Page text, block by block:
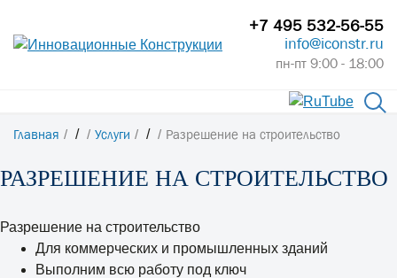
+7 495 532-56-55
info@iconstr.ru
пн-пт 9:00 - 18:00
Главная / Услуги / Разрешение на строительство
РАЗРЕШЕНИЕ НА СТРОИТЕЛЬСТВО
Разрешение на строительство
Для коммерческих и промышленных зданий
Выполним всю работу под ключ